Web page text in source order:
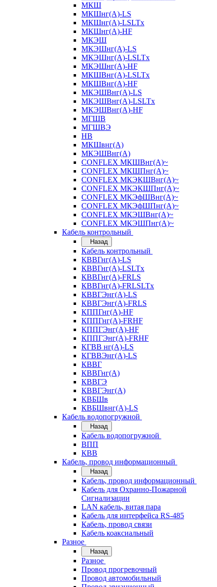
МКШ
МКШнг(А)-LS
МКШнг(А)-LSLTx
МКШнг(А)-HF
МКЭШ
МКЭШнг(А)-LS
МКЭШнг(А)-LSLTx
МКЭШнг(А)-HF
МКШВнг(A)-LSLTx
МКШВнг(А)-HF
МКЭШВнг(А)-LS
МКЭШВнг(A)-LSLTx
МКЭШВнг(А)-HF
МГШВ
МГШВЭ
НВ
МКШвнг(А)
МКЭШВнг(А)
CONFLEX МКШВнг(А)~
CONFLEX МКШПнг(А)~
CONFLEX МКЭКШВнг(А)~
CONFLEX МКЭКШПнг(А)~
CONFLEX МКЭфШВнг(А)~
CONFLEX МКЭфШПнг(А)~
CONFLEX МКЭШВнг(А)~
CONFLEX МКЭШПнг(А)~
Кабель контрольный
Назад
Кабель контрольный
КВВГнг(А)-LS
КВВГнг(А)-LSLTx
КВВГнг(А)-FRLS
КВВГнг(А)-FRLSLTx
КВВГЭнг(А)-LS
КВВГЭнг(А)-FRLS
КППГнг(А)-HF
КППГнг(А)-FRHF
КППГЭнг(А)-HF
КППГЭнг(А)-FRHF
КГВВ нг(А)-LS
КГВВЭнг(А)-LS
КВВГ
КВВГнг(А)
КВВГЭ
КВВГЭнг(А)
КВБШв
КВБШвнг(А)-LS
Кабель водопогружной
Назад
Кабель водопогружной
ВПП
КВВ
Кабель, провод информационный
Назад
Кабель, провод информационный
Кабель для Охранно-Пожарной
Сигнализации
LAN кабель, витая пара
Кабель для интерфейса RS-485
Кабель, провод связи
Кабель коаксиальный
Разное
Назад
Разное
Провод прогревочный
Провод автомобильный